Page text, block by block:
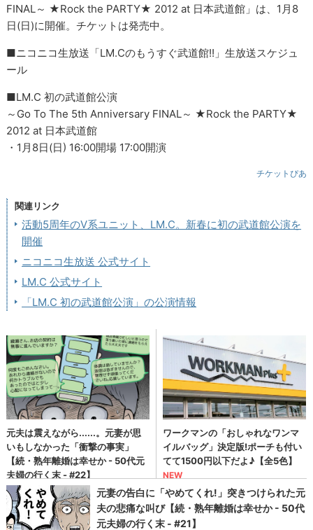
FINAL～ ★Rock the PARTY★ 2012 at 日本武道館」は、1月8
日(日)に開催。チケットは発売中。
■ニコニコ生放送「LM.Cのもうすぐ武道館!!」生放送スケジュ
ール
■LM.C 初の武道館公演
～Go To The 5th Anniversary FINAL～ ★Rock the PARTY★
2012 at 日本武道館
・1月8日(日) 16:00開場 17:00開演
チケットぴあ
関連リンク
活動5周年のV系ユニット、LM.C。新春に初の武道館公演を
開催
ニコニコ生放送 公式サイト
LM.C 公式サイト
「LM.C 初の武道館公演」の公演情報